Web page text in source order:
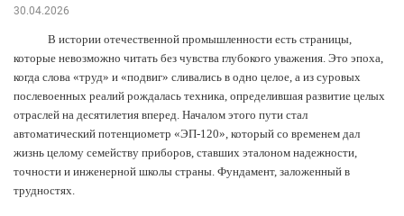
30.04.2026
В истории отечественной промышленности есть страницы,
которые невозможно читать без чувства глубокого уважения. Это эпоха,
когда слова «труд» и «подвиг» сливались в одно целое, а из суровых
послевоенных реалий рождалась техника, определившая развитие целых
отраслей на десятилетия вперед. Началом этого пути стал
автоматический потенциометр «ЭП-120», который со временем дал
жизнь целому семейству приборов, ставших эталоном надежности,
точности и инженерной школы страны. Фундамент, заложенный в
трудностях.